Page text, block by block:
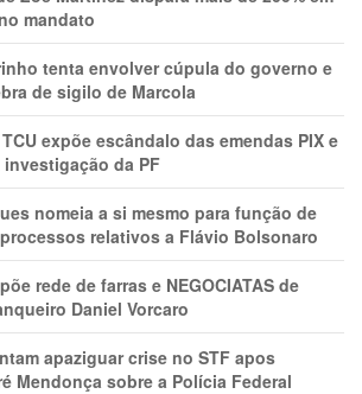
mandato
tenta envolver cúpula do governo e
de sigilo de Marcola
expõe escândalo das emendas PIX e
da PF
nomeia a si mesmo para função de
relativos a Flávio Bolsonaro
rede de farras e NEGOCIATAS de
Daniel Vorcaro
apaziguar crise no STF apos
Mendonça sobre a Polícia Federal